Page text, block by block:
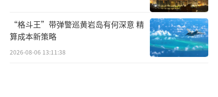
“格斗王”带弹警巡黄岩岛有何深意 精
算成本新策略
2026-08-06 13:11:38